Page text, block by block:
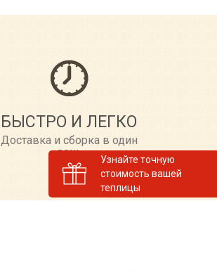
БЫСТРО И ЛЕГКО
Доставка и сборка в один
день
Узнайте точную
стоимость вашей
теплицы